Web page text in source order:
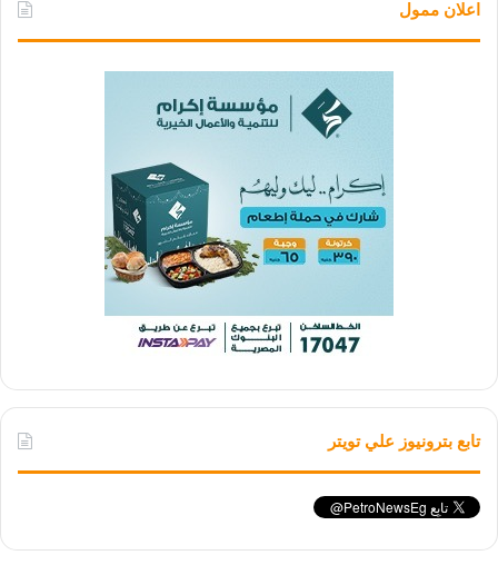
اعلان ممول
تابع بترونيوز علي تويتر